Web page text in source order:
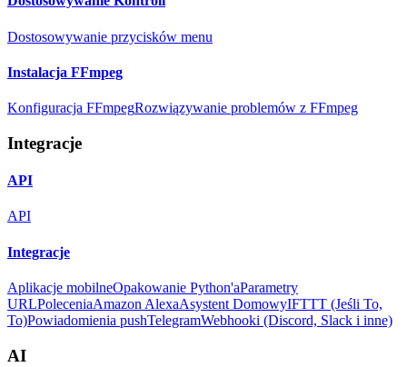
Dostosowywanie przycisków menu
Instalacja FFmpeg
Konfiguracja FFmpegRozwiązywanie problemów z FFmpeg
Integracje
API
API
Integracje
Aplikacje mobilneOpakowanie Python'aParametry
URLPoleceniaAmazon AlexaAsystent DomowyIFTTT (Jeśli To,
To)Powiadomienia pushTelegramWebhooki (Discord, Slack i inne)
AI